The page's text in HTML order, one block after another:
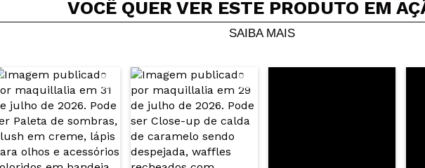
Compartilhar um vídeo ou uma foto
Seu vídeo pode ser o primeiro. Imagine isso...
Recomenda esta compra? Sim Não 5/5
ENVIAR
VOCÊ QUER VER ESTE PRODUTO EM
SAIBA MAIS